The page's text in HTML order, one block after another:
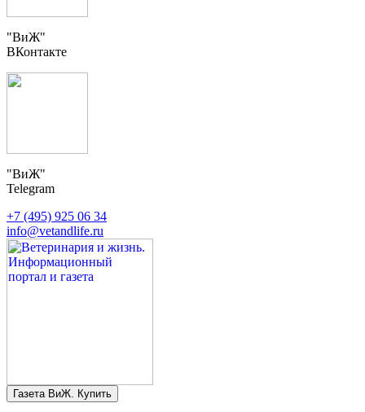
"ВиЖ"
ВКонтакте
"ВиЖ"
Telegram
+7 (495) 925 06 34
info@vetandlife.ru
Газета ВиЖ. Купить